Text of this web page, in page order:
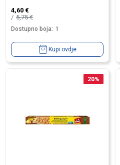
4,60 €
5,75€
Dostupno boja: 1
Kupi ovdje
20%